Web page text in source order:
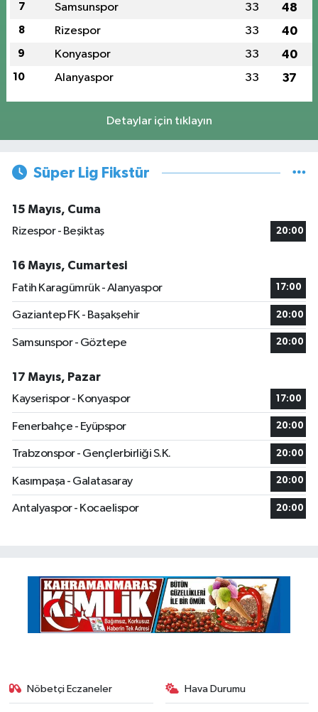
7 Samsunspor 33 48
8 Rizespor 33 40
9 Konyaspor 33 40
10 Alanyaspor 33 37
Detaylar için tıklayın
Süper Lig Fikstür
15 Mayıs, Cuma
Rizespor - Beşiktaş
20:00
16 Mayıs, Cumartesi
Fatih Karagümrük - Alanyaspor
17:00
Gaziantep FK - Başakşehir 20:00
Samsunspor - Göztepe 20:00
17 Mayıs, Pazar
Kayserispor - Konyaspor
17:00
Fenerbahçe - Eyüpspor 20:00
Trabzonspor - Gençlerbirliği S.K. 20:00
Kasımpaşa - Galatasaray 20:00
Antalyaspor - Kocaelispor 20:00
Nöbetçi Eczaneler Hava Durumu